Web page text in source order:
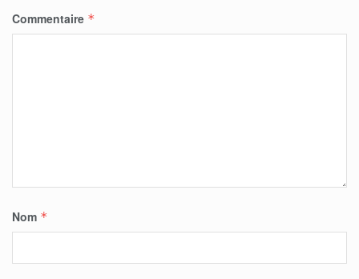
Commentaire *
Nom *